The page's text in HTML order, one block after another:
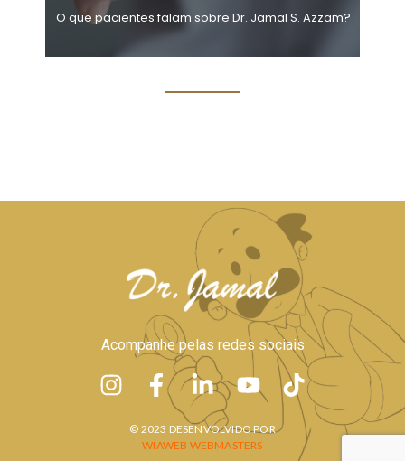
O que pacientes falam sobre Dr. Jamal S. Azzam?
Acompanhe pelas redes sociais
© 2023 DESENVOLVIDO POR
WIAWEB WEBMASTERS